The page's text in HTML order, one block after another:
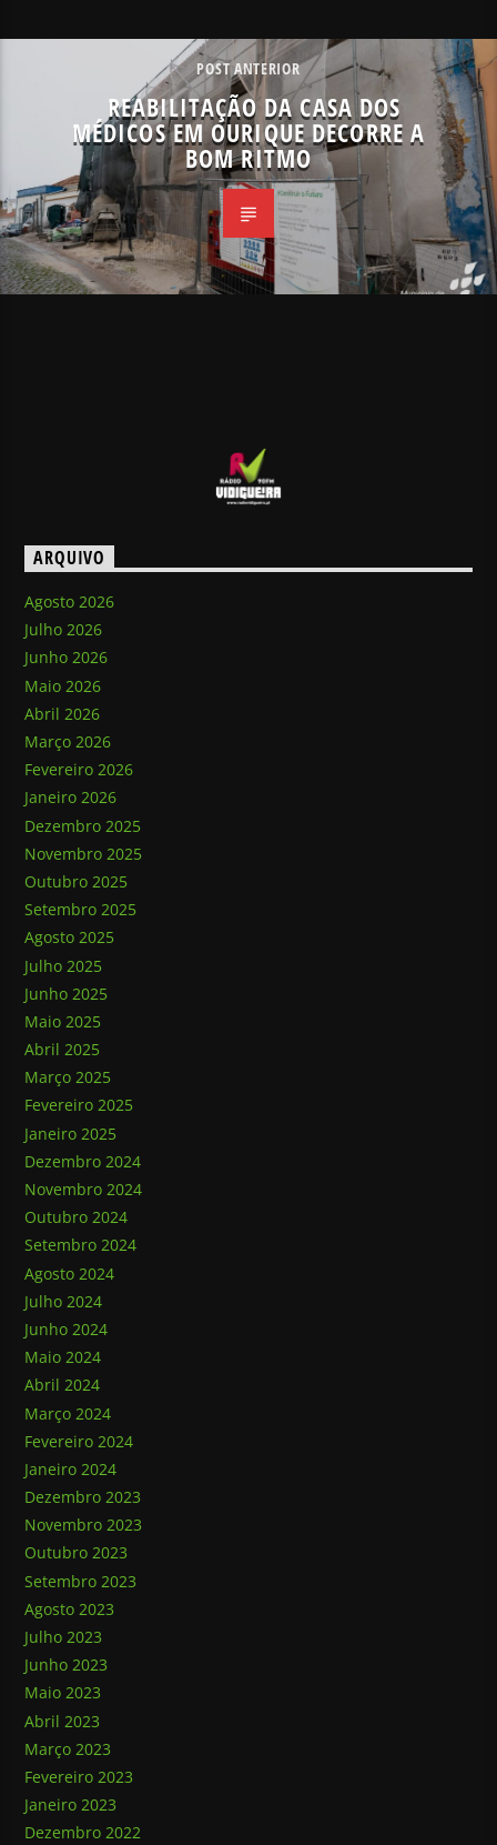
POST ANTERIOR
REABILITAÇÃO DA CASA DOS
MÉDICOS EM OURIQUE DECORRE A
BOM RITMO
ARQUIVO
Agosto 2026
Julho 2026
Junho 2026
Maio 2026
Abril 2026
Março 2026
Fevereiro 2026
Janeiro 2026
Dezembro 2025
Novembro 2025
Outubro 2025
Setembro 2025
Agosto 2025
Julho 2025
Junho 2025
Maio 2025
Abril 2025
Março 2025
Fevereiro 2025
Janeiro 2025
Dezembro 2024
Novembro 2024
Outubro 2024
Setembro 2024
Agosto 2024
Julho 2024
Junho 2024
Maio 2024
Abril 2024
Março 2024
Fevereiro 2024
Janeiro 2024
Dezembro 2023
Novembro 2023
Outubro 2023
Setembro 2023
Agosto 2023
Julho 2023
Junho 2023
Maio 2023
Abril 2023
Março 2023
Fevereiro 2023
Janeiro 2023
Dezembro 2022